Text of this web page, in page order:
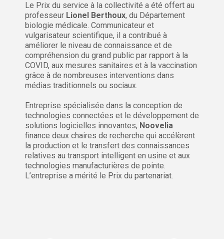
Le Prix du service à la collectivité a été offert au
professeur Lionel Berthoux, du Département
biologie médicale. Communicateur et
vulgarisateur scientifique, il a contribué à
améliorer le niveau de connaissance et de
compréhension du grand public par rapport à la
COVID, aux mesures sanitaires et à la vaccination
grâce à de nombreuses interventions dans
médias traditionnels ou sociaux.
Entreprise spécialisée dans la conception de
technologies connectées et le développement de
solutions logicielles innovantes, Noovelia
finance deux chaires de recherche qui accélèrent
la production et le transfert des connaissances
relatives au transport intelligent en usine et aux
technologies manufacturières de pointe.
L’entreprise a mérité le Prix du partenariat.